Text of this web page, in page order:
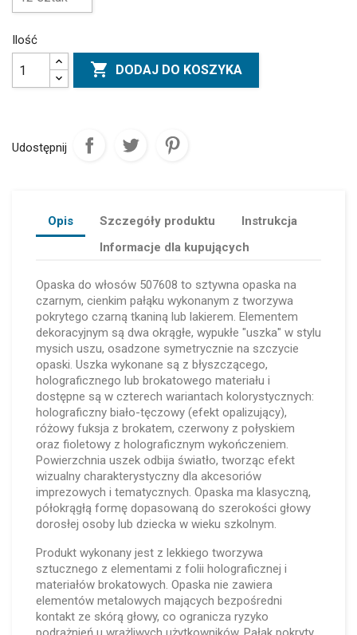
Ilość
 DODAJ DO KOSZYKA
Udostępnij
Opis Szczegóły produktu
Instrukcja
Informacje dla kupujących
Opaska do włosów 507608 to sztywna opaska na
czarnym, cienkim pałąku wykonanym z tworzywa
pokrytego czarną tkaniną lub lakierem. Elementem
dekoracyjnym są dwa okrągłe, wypukłe "uszka" w stylu
mysich uszu, osadzone symetrycznie na szczycie
opaski. Uszka wykonane są z błyszczącego,
holograficznego lub brokatowego materiału i
dostępne są w czterech wariantach kolorystycznych:
holograficzny biało-tęczowy (efekt opalizujący),
różowy fuksja z brokatem, czerwony z połyskiem
oraz fioletowy z holograficznym wykończeniem.
Powierzchnia uszek odbija światło, tworząc efekt
wizualny charakterystyczny dla akcesoriów
imprezowych i tematycznych. Opaska ma klasyczną,
półokrągłą formę dopasowaną do szerokości głowy
dorosłej osoby lub dziecka w wieku szkolnym.
Produkt wykonany jest z lekkiego tworzywa
sztucznego z elementami z folii holograficznej i
materiałów brokatowych. Opaska nie zawiera
elementów metalowych mających bezpośredni
kontakt ze skórą głowy, co ogranicza ryzyko